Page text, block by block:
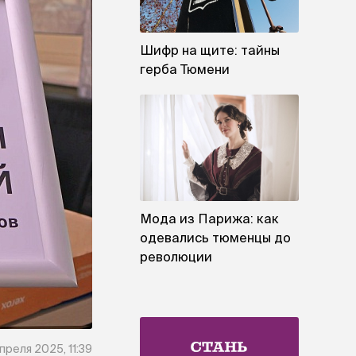
2025, 11:39
Шифр на щите: тайны
герба Тюмени
Мода из Парижа: как
одевались тюменцы до
революции